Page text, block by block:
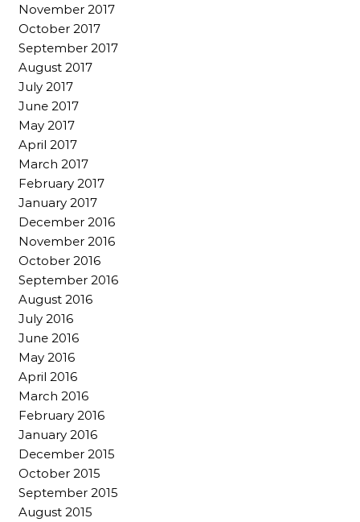
November 2017
October 2017
September 2017
August 2017
July 2017
June 2017
May 2017
April 2017
March 2017
February 2017
January 2017
December 2016
November 2016
October 2016
September 2016
August 2016
July 2016
June 2016
May 2016
April 2016
March 2016
February 2016
January 2016
December 2015
October 2015
September 2015
August 2015